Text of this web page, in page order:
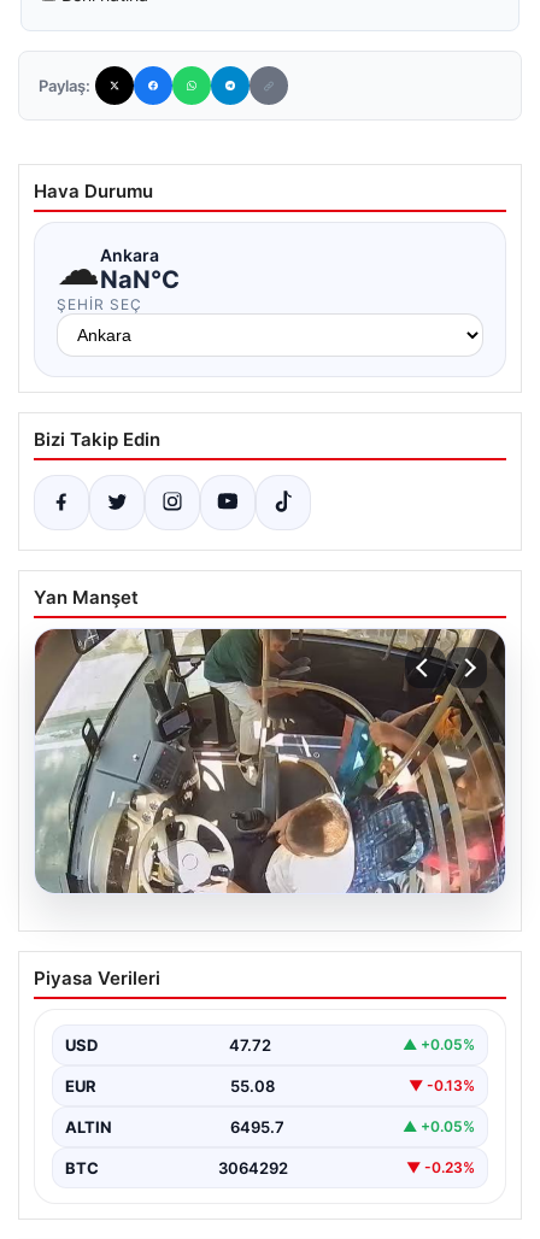
Paylaş:
Hava Durumu
☁Ankara
NaN°C
ŞEHIR SEÇ
Bizi Takip Edin
Yan Manşet
Otobüste Rahatsızlanan Yolcu Şoförün
Hızlı Müdahalesi ile Hastaneye
Trabzon'da halk otobüsünde aniden rahatsızlanan 76
Sinan…
Piyasa Verileri
USD 47.72 ▲ +0.05%
EUR 55.08 ▼ -0.13%
ALTIN 6495.7 ▲ +0.05%
BTC 3064292 ▼ -0.23%